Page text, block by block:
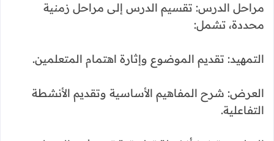
مراحل الدرس: تقسيم الدرس إلى مراحل زمنية
محددة، تشمل:
التمهيد: تقديم الموضوع وإثارة اهتمام المتعلمين.
العرض: شرح المفاهيم الأساسية وتقديم الأنشطة
التفاعلية.